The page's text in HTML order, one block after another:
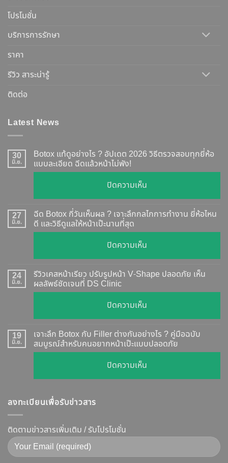
โปรโมชั่น
บริการการรักษา
ราคา
รีวิว สาระน่ารู้
ติดต่อ
Latest News
30
มิ.ย.
Botox แท้ดูอย่างไร ? อัปเดต 2026 วิธีตรวจสอบทุกยี่ห้อ
แบบละเอียด ฉีดแล้วหน้าไม่พัง!
ปิดความเห็น
Botox
แท้
อย่างไร
อัปเดต
2026
ยี่ห้อ
แบบ
27
มิ.ย.
ฉีด Botox กี่วันเห็นผล ? เจาะลึกกลไกการทำงาน ยี่ห้อไหน
ดี และวิธีดูแลให้หน้าเป๊ะนานที่สุด
ปิดความเห็น
ฉีด
Botox
วัน
ผล
?
เจาะ
ดี
24
มิ.ย.
รีวิวเคสหน้าเรียว ปรับรูปหน้า V-Shape ปลอดภัย เห็น
ผลลัพธ์ชัดเจนที่ DS Clinic
ปิดความเห็น
รีวิว
เคส
หน้า
เรียว
รูป
ผลลัพธ์
19
มิ.ย.
เจาะลึก Botox กับ Filler ต่างกันอย่างไร ? คู่มือฉบับ
สมบูรณ์สำหรับคนอยากหน้าเป๊ะแบบปลอดภัย
ปิดความเห็น
เจาะ
ลงทะเบียนเพื่อรับข่าวสาร
ติดตามข่าวสารเพิ่มเติม / รับโปรโมชั่น